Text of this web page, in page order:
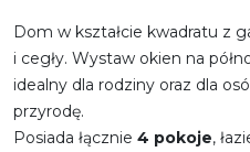
Dom w kształcie kwadratu z
i cegły. Wystaw okien na
idealny dla rodziny oraz dla
przyrodę.
Posiada łącznie 4 pokoje,